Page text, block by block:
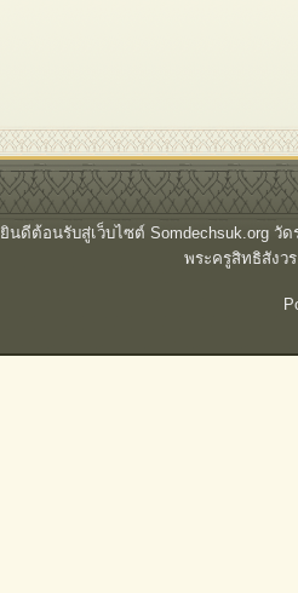
ยินดีต้อนรับสู่เว็บไซต์ Somdechsuk.org วั
พระครูสิทธิสัง